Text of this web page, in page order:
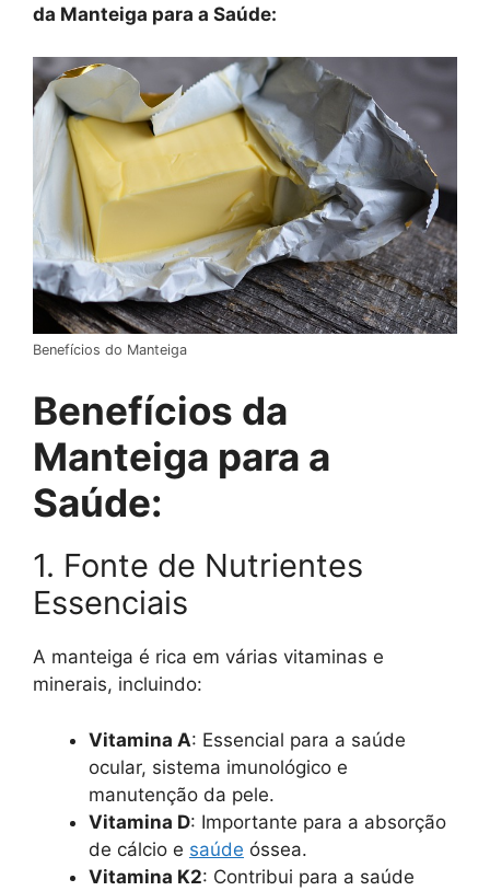
da Manteiga para a Saúde:
Benefícios do Manteiga
Benefícios da
Manteiga para a
Saúde:
1. Fonte de Nutrientes
Essenciais
A manteiga é rica em várias vitaminas e
minerais, incluindo:
Vitamina A: Essencial para a saúde
ocular, sistema imunológico e
manutenção da pele.
Vitamina D: Importante para a absorção
de cálcio e saúde óssea.
Vitamina K2: Contribui para a saúde